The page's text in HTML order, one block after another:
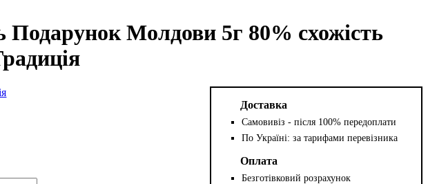
Молдови 5г 80% схожість
Доставка
Самовивіз - після 100% передоплати
По Україні: за тарифами перевізника
Оплата
Безготівковий розрахунок